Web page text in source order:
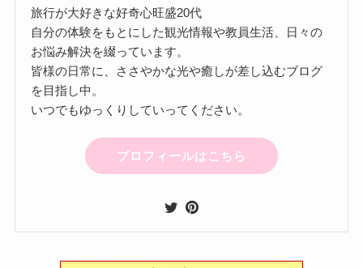
旅行が大好きな好奇心旺盛20代
自分の体験をもとにした観光情報や教員生活、日々の
お悩み解決を綴っています。
皆様の日常に、ささやかな光や癒しが差し込むブログ
を目指し中。
いつでもゆっくりしていってください。
プロフィールはこちら